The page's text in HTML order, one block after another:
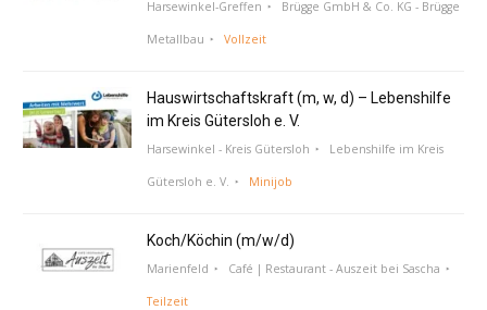
Harsewinkel-Greffen Brügge GmbH & Co. KG - Brügge
Metallbau Vollzeit
Hauswirtschaftskraft (m, w, d) – Lebenshilfe
im Kreis Gütersloh e. V.
Harsewinkel - Kreis Gütersloh Lebenshilfe im Kreis
Gütersloh e. V. Minijob
Koch/Köchin (m/w/d)
Marienfeld Café | Restaurant - Auszeit bei Sascha
Teilzeit